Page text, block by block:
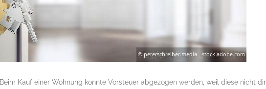
Beim Kauf einer Wohnung konnte Vorsteuer abgezogen werden, weil diese nicht